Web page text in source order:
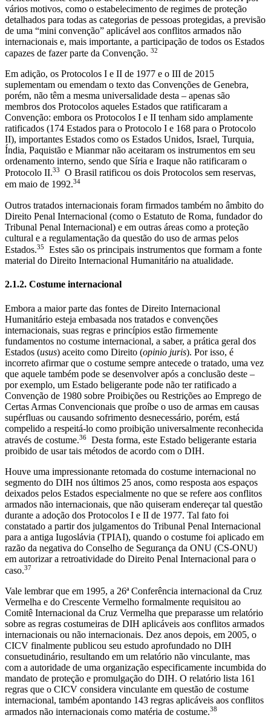
vários motivos, como o estabelecimento de regimes de proteção
detalhados para todas as categorias de pessoas protegidas, a previsão
de uma “mini convenção” aplicável aos conflitos armados não
internacionais e, mais importante, a participação de todos os Estados
capazes de fazer parte da Convenção. 32
Em adição, os Protocolos I e II de 1977 e o III de 2015
suplementam ou emendam o texto das Convenções de Genebra,
porém, não têm a mesma universalidade desta – apenas são
membros dos Protocolos aqueles Estados que ratificaram a
Convenção: embora os Protocolos I e II tenham sido amplamente
ratificados (174 Estados para o Protocolo I e 168 para o Protocolo
II), importantes Estados como os Estados Unidos, Israel, Turquia,
Índia, Paquistão e Mianmar não aceitaram os instrumentos em seu
ordenamento interno, sendo que Síria e Iraque não ratificaram o
Protocolo II.33
O Brasil ratificou os dois Protocolos sem reservas,
em maio de 1992.34
Outros tratados internacionais foram firmados também no âmbito do
Direito Penal Internacional (como o Estatuto de Roma, fundador do
Tribunal Penal Internacional) e em outras áreas como a proteção
cultural e a regulamentação da questão do uso de armas pelos
Estados.35
Estes são os principais instrumentos que formam a fonte
material do Direito Internacional Humanitário na atualidade.
2.1.2. Costume internacional
Embora a maior parte das fontes de Direito Internacional
Humanitário esteja embasada nos tratados e convenções
internacionais, suas regras e princípios estão firmemente
fundamentos no costume internacional, a saber, a prática geral dos
Estados (usus) aceito como Direito (opinio juris). Por isso, é
incorreto afirmar que o costume sempre antecede o tratado, uma vez
que aquele também pode se desenvolver após a conclusão deste –
por exemplo, um Estado beligerante pode não ter ratificado a
Convenção de 1980 sobre Proibições ou Restrições ao Emprego de
Certas Armas Convencionais que proíbe o uso de armas em causas
supérfluas ou causando sofrimento desnecessário, porém, está
compelido a respeitá-lo como proibição universalmente reconhecida
através de costume.36
Desta forma, este Estado beligerante estaria
proibido de usar tais métodos de acordo com o DIH.
Houve uma impressionante retomada do costume internacional no
segmento do DIH nos últimos 25 anos, como resposta aos espaços
deixados pelos Estados especialmente no que se refere aos conflitos
armados não internacionais, que não quiseram endereçar tal questão
durante a adoção dos Protocolos I e II de 1977. Tal fato foi
constatado a partir dos julgamentos do Tribunal Penal Internacional
para a antiga Iugoslávia (TPIAI), quando o costume foi aplicado em
razão da negativa do Conselho de Segurança da ONU (CS-ONU)
em autorizar a retroatividade do Direito Penal Internacional para o
caso.37
Vale lembrar que em 1995, a 26ª Conferência internacional da Cruz
Vermelha e do Crescente Vermelho formalmente requisitou ao
Comitê Internacional da Cruz Vermelha que preparasse um relatório
sobre as regras costumeiras de DIH aplicáveis aos conflitos armados
internacionais ou não internacionais. Dez anos depois, em 2005, o
CICV finalmente publicou seu estudo aprofundado no DIH
consuetudinário, resultando em um relatório não vinculante, mas
com a autoridade de uma organização especificamente incumbida do
mandato de proteção e promulgação do DIH. O relatório lista 161
regras que o CICV considera vinculante em questão de costume
internacional, também apontando 143 regras aplicáveis aos conflitos
armados não internacionais como matéria de costume.38